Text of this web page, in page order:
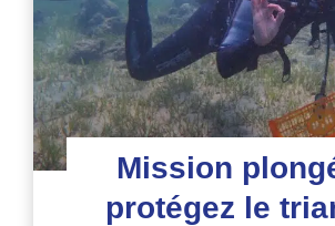
Mission
protégez le